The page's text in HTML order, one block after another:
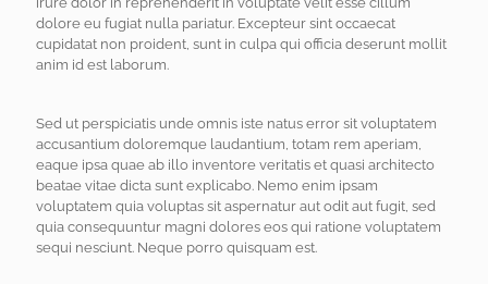
dolore eu fugiat nulla pariatur. Excepteur sint occaecat
cupidatat non proident, sunt in culpa qui officia deserunt mollit
anim id est laborum.
Sed ut perspiciatis unde omnis iste natus error sit voluptatem
accusantium doloremque laudantium, totam rem aperiam,
eaque ipsa quae ab illo inventore veritatis et quasi architecto
beatae vitae dicta sunt explicabo. Nemo enim ipsam
voluptatem quia voluptas sit aspernatur aut odit aut fugit, sed
quia consequuntur magni dolores eos qui ratione voluptatem
sequi nesciunt. Neque porro quisquam est.